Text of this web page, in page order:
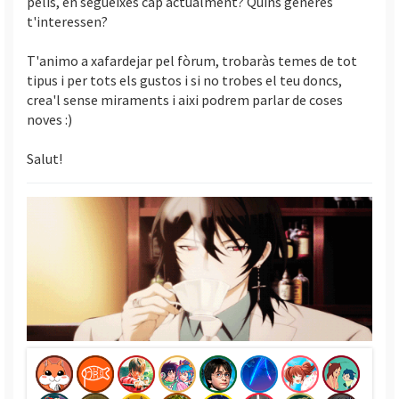
t'interessen?
T'animo a xafardejar pel fòrum, trobaràs temes de tot
tipus i per tots els gustos i si no trobes el teu doncs,
crea'l sense miraments i aixi podrem parlar de coses
noves :)
Salut!